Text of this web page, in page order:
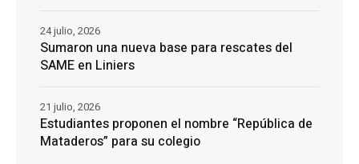
Sumaron una nueva base para rescates del
SAME en Liniers
24 julio, 2026
Estudiantes proponen el nombre “República de
Mataderos” para su colegio
21 julio, 2026